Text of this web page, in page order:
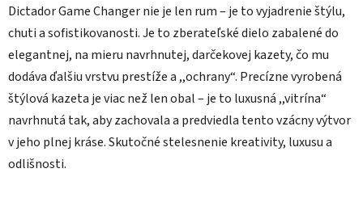
Dictador Game Changer nie je len rum – je to vyjadrenie štýlu,
chuti a sofistikovanosti. Je to zberateľské dielo zabalené do
elegantnej, na mieru navrhnutej, darčekovej kazety, čo mu
dodáva ďalšiu vrstvu prestíže a ,,ochrany“. Precízne vyrobená
štýlová kazeta je viac než len obal – je to luxusná ,,vitrína“
navrhnutá tak, aby zachovala a predviedla tento vzácny výtvor
v jeho plnej kráse. Skutočné stelesnenie kreativity, luxusu a
odlišnosti.